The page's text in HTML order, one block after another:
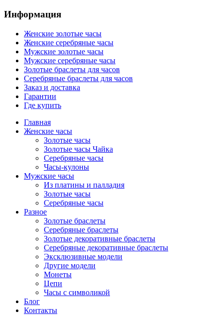
Информация
Женские золотые часы
Женские серебряные часы
Мужские золотые часы
Мужские серебряные часы
Золотые браслеты для часов
Серебряные браслеты для часов
Заказ и доставка
Гарантии
Где купить
Главная
Женские часы
Золотые часы
Золотые часы Чайка
Серебряные часы
Часы-кулоны
Мужские часы
Из платины и палладия
Золотые часы
Серебряные часы
Разное
Золотые браслеты
Серебряные браслеты
Золотые декоративные браслеты
Серебряные декоративные браслеты
Эксклюзивные модели
Другие модели
Монеты
Цепи
Часы с символикой
Блог
Контакты